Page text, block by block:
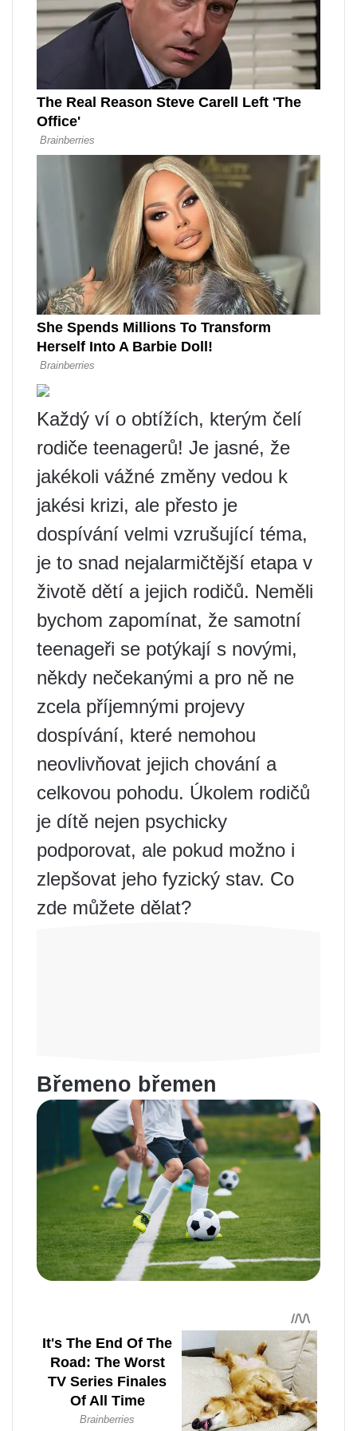
Každý ví o obtížích, kterým čelí
rodiče teenagerů! Je jasné, že
jakékoli vážné změny vedou k
jakési krizi, ale přesto je
dospívání velmi vzrušující téma,
je to snad nejalarmičtější etapa v
životě dětí a jejich rodičů. Neměli
bychom zapomínat, že samotní
teenageři se potýkají s novými,
někdy nečekanými a pro ně ne
zcela příjemnými projevy
dospívání, které nemohou
neovlivňovat jejich chování a
celkovou pohodu. Úkolem rodičů
je dítě nejen psychicky
podporovat, ale pokud možno i
zlepšovat jeho fyzický stav. Co
zde můžete dělat?
Břemeno břemen